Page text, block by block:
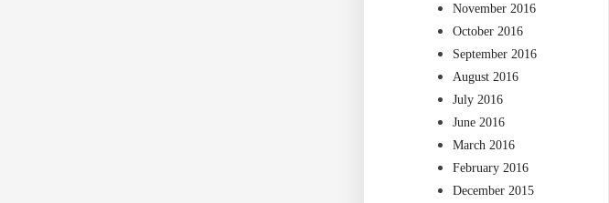
November 2016
October 2016
September 2016
August 2016
July 2016
June 2016
March 2016
February 2016
December 2015